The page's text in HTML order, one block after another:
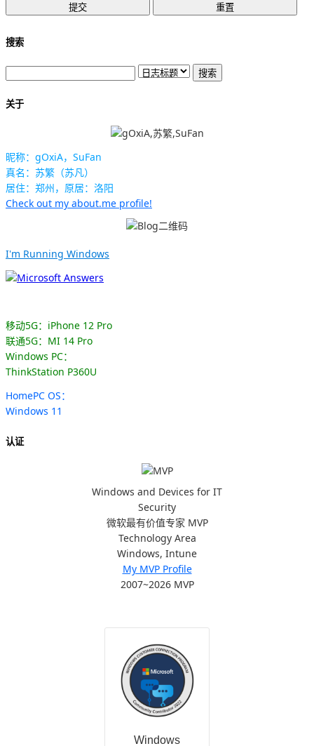
搜索
关于
昵称：gOxiA，SuFan
真名：苏繁（苏凡）
居住：郑州，原居：洛阳
Check out my about.me profile!
I'm Running Windows
移动5G：iPhone 12 Pro
联通5G：MI 14 Pro
Windows PC：
ThinkStation P360U
HomePC OS：
Windows 11
认证
Windows and Devices for IT
Security
微软最有价值专家 MVP
Technology Area
Windows, Intune
My MVP Profile
2007~2026 MVP